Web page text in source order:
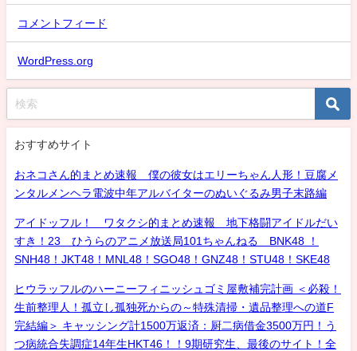
コメントフィード
WordPress.org
おすすめサイト
おネコさん的まとめ速報 僕の彼女はエリーちゃん人形！豆腐メ
ンタルメンヘラ電波中年アルバイターのぬいぐるみ男子末路編
アイドッフル！ ワタクシ的まとめ速報 地下格闘アイドルだい
すき！23 ひうらのアニメ放送局101ちゃんねる BNK48 ！
SNH48！JKT48！MNL48！SGO48！GNZ48！STU48！SKE48
ヒウラッフルのハーニーフィニッシュゴミ屋敷補完計画 ＜必殺！
生前整理人！孤立し孤独死からの～特殊清掃・遺品整理への道F
完結編＞ キャッシング計1500万返済：厨二病借金3500万円！う
つ病統合失調症14年生HKT46！！9期研究生、最後のサイト！全